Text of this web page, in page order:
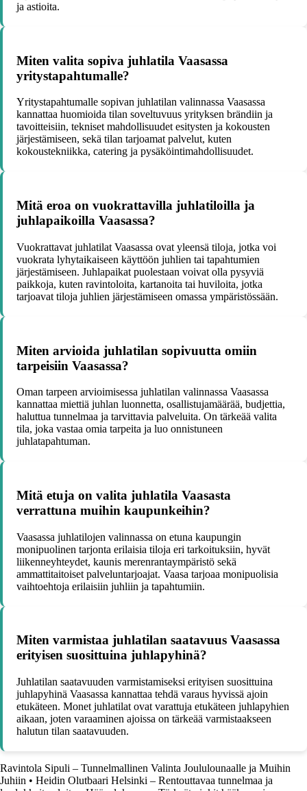
ja astioita.
Miten valita sopiva juhlatila Vaasassa
yritystapahtumalle?
Yritystapahtumalle sopivan juhlatilan valinnassa Vaasassa
kannattaa huomioida tilan soveltuvuus yrityksen brändiin ja
tavoitteisiin, tekniset mahdollisuudet esitysten ja kokousten
järjestämiseen, sekä tilan tarjoamat palvelut, kuten
kokoustekniikka, catering ja pysäköintimahdollisuudet.
Mitä eroa on vuokrattavilla juhlatiloilla ja
juhlapaikoilla Vaasassa?
Vuokrattavat juhlatilat Vaasassa ovat yleensä tiloja, jotka voi
vuokrata lyhytaikaiseen käyttöön juhlien tai tapahtumien
järjestämiseen. Juhlapaikat puolestaan voivat olla pysyviä
paikkoja, kuten ravintoloita, kartanoita tai huviloita, jotka
tarjoavat tiloja juhlien järjestämiseen omassa ympäristössään.
Miten arvioida juhlatilan sopivuutta omiin
tarpeisiin Vaasassa?
Oman tarpeen arvioimisessa juhlatilan valinnassa Vaasassa
kannattaa miettiä juhlan luonnetta, osallistujamäärää, budjettia,
haluttua tunnelmaa ja tarvittavia palveluita. On tärkeää valita
tila, joka vastaa omia tarpeita ja luo onnistuneen
juhlatapahtuman.
Mitä etuja on valita juhlatila Vaasasta
verrattuna muihin kaupunkeihin?
Vaasassa juhlatilojen valinnassa on etuna kaupungin
monipuolinen tarjonta erilaisia tiloja eri tarkoituksiin, hyvät
liikenneyhteydet, kaunis merenrantaympäristö sekä
ammattitaitoiset palveluntarjoajat. Vaasa tarjoaa monipuolisia
vaihtoehtoja erilaisiin juhliin ja tapahtumiin.
Miten varmistaa juhlatilan saatavuus Vaasassa
erityisen suosittuina juhlapyhinä?
Juhlatilan saatavuuden varmistamiseksi erityisen suosittuina
juhlapyhinä Vaasassa kannattaa tehdä varaus hyvissä ajoin
etukäteen. Monet juhlatilat ovat varattuja etukäteen juhlapyhien
aikaan, joten varaaminen ajoissa on tärkeää varmistaakseen
halutun tilan saatavuuden.
Ravintola Sipuli – Tunnelmallinen Valinta Joululounaalle ja Muihin
Juhiin • Heidin Olutbaari Helsinki – Rentouttavaa tunnelmaa ja